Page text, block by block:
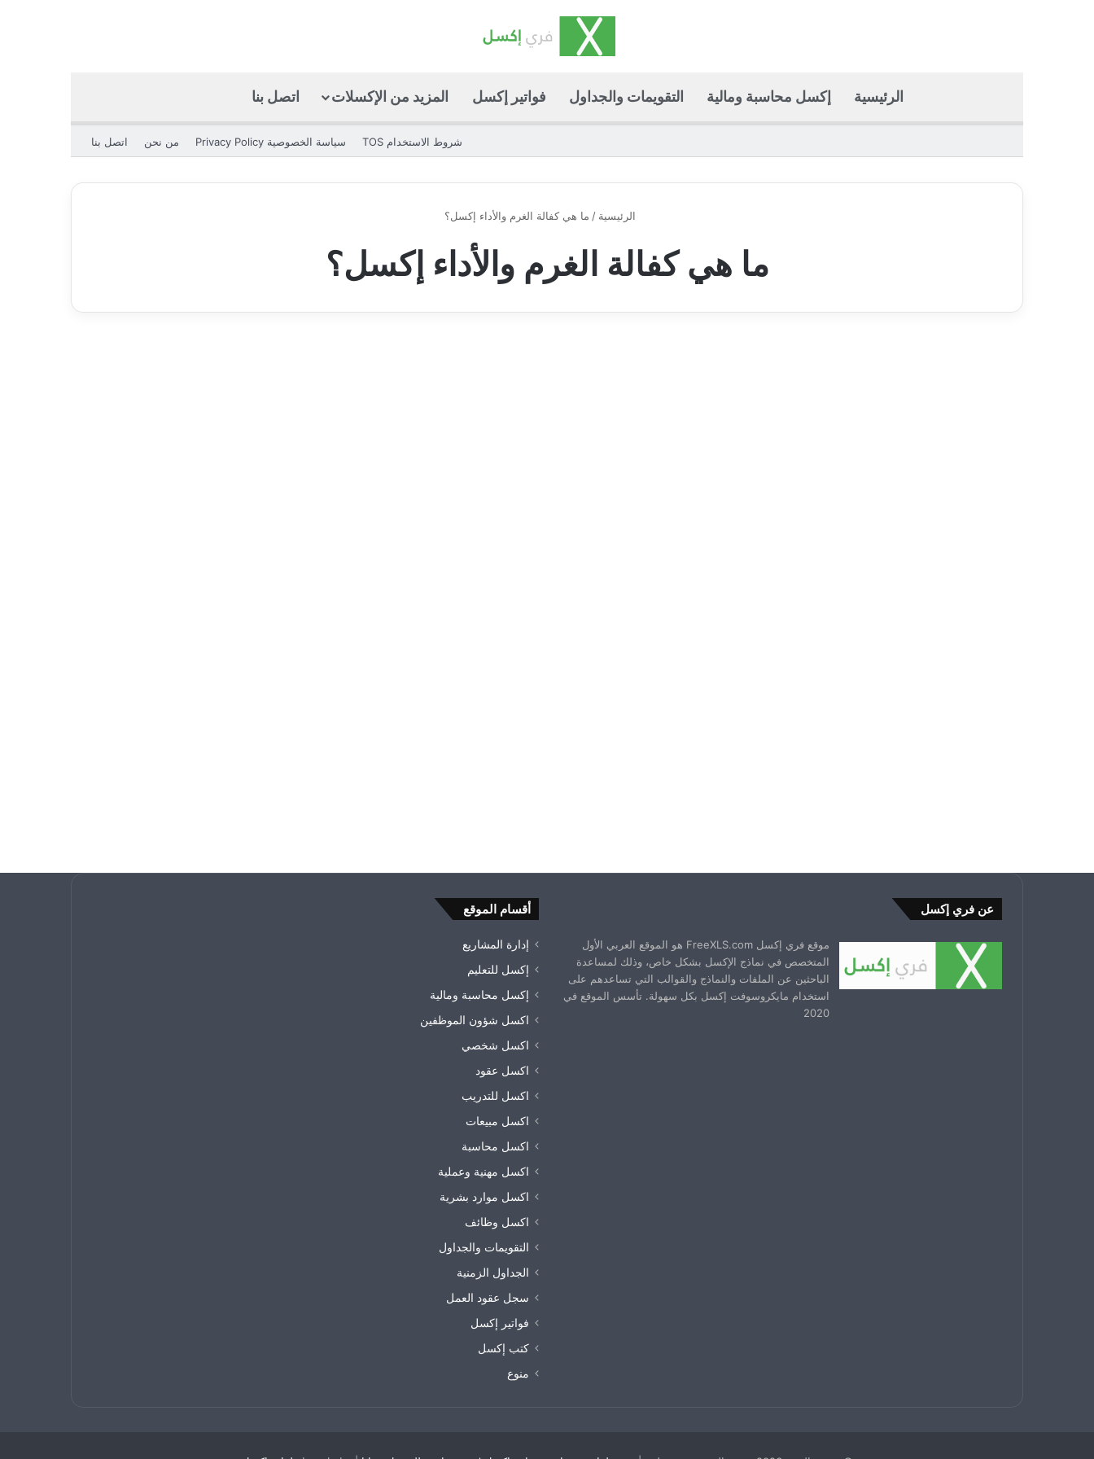
الرئيسية إكسل محاسبة ومالية التقويمات والجداول فواتير إكسل المزيد من الإكسلات اتصل بنا
شروط الاستخدام TOS سياسة الخصوصية Privacy Policy من نحن اتصل بنا
الرئيسية / ما هي كفالة الغرم والأداء إكسل؟
ما هي كفالة الغرم والأداء إكسل؟
عن فري إكسل
موقع فري إكسل FreeXLS.com هو الموقع العربي الأول
المتخصص في نماذج الإكسل بشكل خاص، وذلك لمساعدة
الباحثين عن الملفات والنماذج والقوالب التي تساعدهم على
استخدام مايكروسوفت إكسل بكل سهولة. تأسس الموقع في
2020
أقسام الموقع
إدارة المشاريع
إكسل للتعليم
إكسل محاسبة ومالية
اكسل شؤون الموظفين
اكسل شخصي
اكسل عقود
اكسل للتدريب
اكسل مبيعات
اكسل محاسبة
اكسل مهنية وعملية
اكسل موارد بشرية
اكسل وظائف
التقويمات والجداول
الجداول الزمنية
سجل عقود العمل
فواتير إكسل
كتب إكسل
منوع